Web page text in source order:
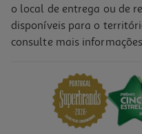
o local de entrega ou de
disponíveis para o
consulte mais informações